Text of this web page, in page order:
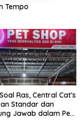
Tempo
Ras, Central Cat’s
Standar dan
Jawab dalam Pet